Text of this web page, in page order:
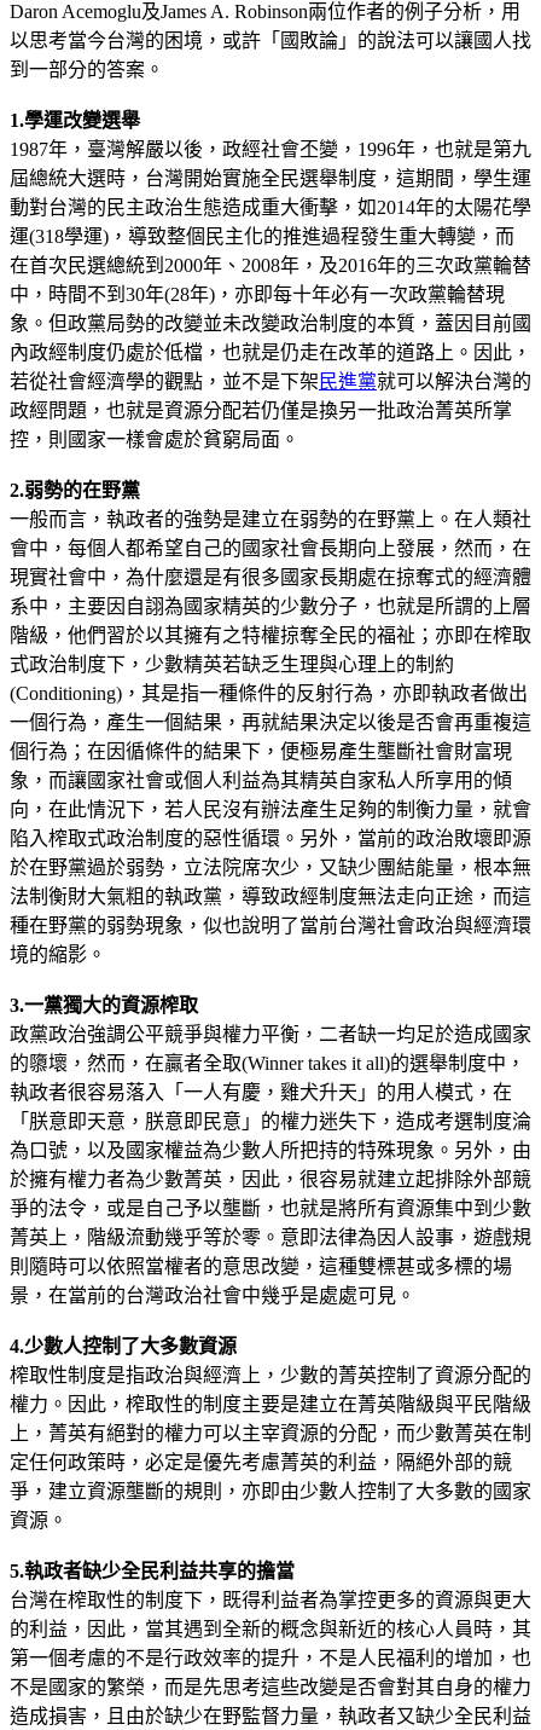
Daron Acemoglu及James A. Robinson兩位作者的例子分析，用
以思考當今台灣的困境，或許「國敗論」的說法可以讓國人找
到一部分的答案。
1.學運改變選舉
1987年，臺灣解嚴以後，政經社會丕變，1996年，也就是第九
屆總統大選時，台灣開始實施全民選舉制度，這期間，學生運
動對台灣的民主政治生態造成重大衝擊，如2014年的太陽花學
運(318學運)，導致整個民主化的推進過程發生重大轉變，而
在首次民選總統到2000年、2008年，及2016年的三次政黨輪替
中，時間不到30年(28年)，亦即每十年必有一次政黨輪替現
象。但政黨局勢的改變並未改變政治制度的本質，蓋因目前國
內政經制度仍處於低檔，也就是仍走在改革的道路上。因此，
若從社會經濟學的觀點，並不是下架 民進黨就可以解決台灣的
政經問題，也就是資源分配若仍僅是換另一批政治菁英所掌
控，則國家一樣會處於貧窮局面。
2.弱勢的在野黨
一般而言，執政者的強勢是建立在弱勢的在野黨上。在人類社
會中，每個人都希望自己的國家社會長期向上發展，然而，在
現實社會中，為什麼還是有很多國家長期處在掠奪式的經濟體
系中，主要因自詡為國家精英的少數分子，也就是所謂的上層
階級，他們習於以其擁有之特權掠奪全民的福祉；亦即在榨取
式政治制度下，少數精英若缺乏生理與心理上的制約
(Conditioning)，其是指一種條件的反射行為，亦即執政者做出
一個行為，產生一個結果，再就結果決定以後是否會再重複這
個行為；在因循條件的結果下，便極易產生壟斷社會財富現
象，而讓國家社會或個人利益為其精英自家私人所享用的傾
向，在此情況下，若人民沒有辦法產生足夠的制衡力量，就會
陷入榨取式政治制度的惡性循環。另外，當前的政治敗壞即源
於在野黨過於弱勢，立法院席次少，又缺少團結能量，根本無
法制衡財大氣粗的執政黨，導致政經制度無法走向正途，而這
種在野黨的弱勢現象，似也說明了當前台灣社會政治與經濟環
境的縮影。
3.一黨獨大的資源榨取
政黨政治強調公平競爭與權力平衡，二者缺一均足於造成國家
的隳壞，然而，在贏者全取(Winner takes it all)的選舉制度中，
執政者很容易落入「一人有慶，雞犬升天」的用人模式，在
「朕意即天意，朕意即民意」的權力迷失下，造成考選制度淪
為口號，以及國家權益為少數人所把持的特殊現象。另外，由
於擁有權力者為少數菁英，因此，很容易就建立起排除外部競
爭的法令，或是自己予以壟斷，也就是將所有資源集中到少數
菁英上，階級流動幾乎等於零。意即法律為因人設事，遊戲規
則隨時可以依照當權者的意思改變，這種雙標甚或多標的場
景，在當前的台灣政治社會中幾乎是處處可見。
4.少數人控制了大多數資源
榨取性制度是指政治與經濟上，少數的菁英控制了資源分配的
權力。因此，榨取性的制度主要是建立在菁英階級與平民階級
上，菁英有絕對的權力可以主宰資源的分配，而少數菁英在制
定任何政策時，必定是優先考慮菁英的利益，隔絕外部的競
爭，建立資源壟斷的規則，亦即由少數人控制了大多數的國家
資源。
5.執政者缺少全民利益共享的擔當
台灣在榨取性的制度下，既得利益者為掌控更多的資源與更大
的利益，因此，當其遇到全新的概念與新近的核心人員時，其
第一個考慮的不是行政效率的提升，不是人民福利的增加，也
不是國家的繁榮，而是先思考這些改變是否會對其自身的權力
造成損害，且由於缺少在野監督力量，執政者又缺少全民利益